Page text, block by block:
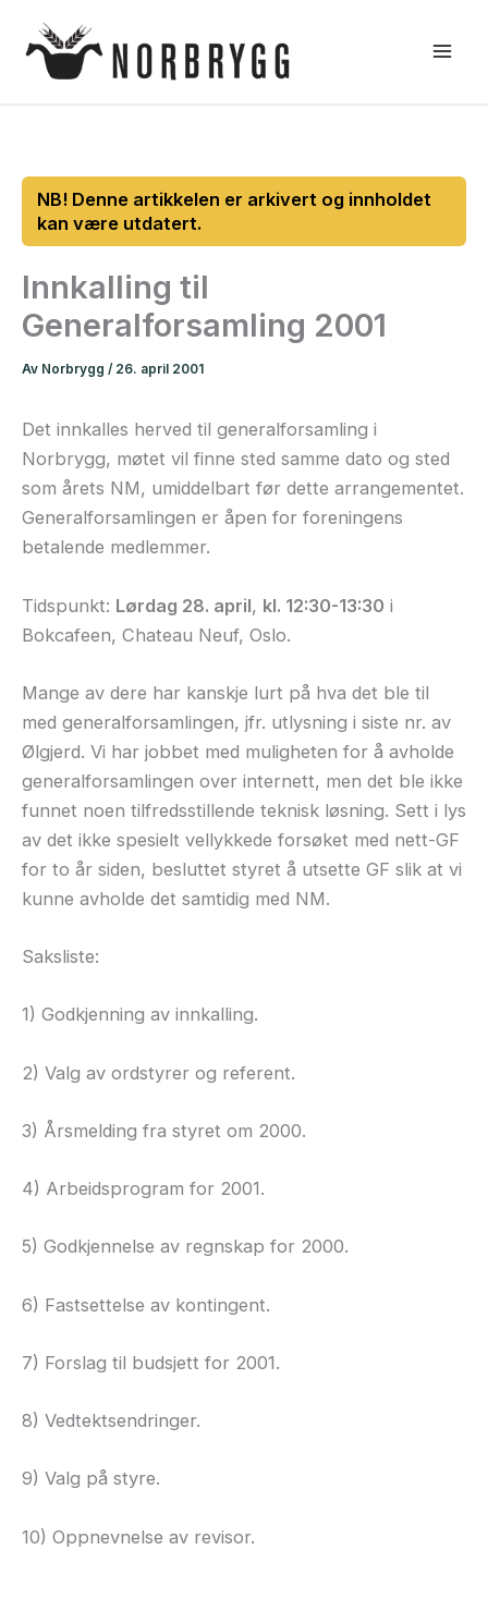
rett
Innkalling til
Generalforsamling 2001
Av Norbrygg / 26. april 2001
Det innkalles herved til generalforsamling i
Norbrygg, møtet vil finne sted samme dato og sted
som årets NM, umiddelbart før dette arrangementet.
Generalforsamlingen er åpen for foreningens
betalende medlemmer.
Tidspunkt: Lørdag 28. april, kl. 12:30-13:30 i
Bokcafeen, Chateau Neuf, Oslo.
Mange av dere har kanskje lurt på hva det ble til
med generalforsamlingen, jfr. utlysning i siste nr. av
Ølgjerd. Vi har jobbet med muligheten for å avholde
generalforsamlingen over internett, men det ble ikke
funnet noen tilfredsstillende teknisk løsning. Sett i lys
av det ikke spesielt vellykkede forsøket med nett-GF
for to år siden, besluttet styret å utsette GF slik at vi
kunne avholde det samtidig med NM.
Saksliste:
1) Godkjenning av innkalling.
2) Valg av ordstyrer og referent.
3) Årsmelding fra styret om 2000.
4) Arbeidsprogram for 2001.
5) Godkjennelse av regnskap for 2000.
6) Fastsettelse av kontingent.
7) Forslag til budsjett for 2001.
8) Vedtektsendringer.
9) Valg på styre.
10) Oppnevnelse av revisor.